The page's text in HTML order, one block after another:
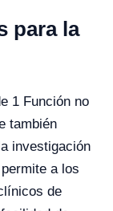
para la
1 Función no
también
investigación
a los
de